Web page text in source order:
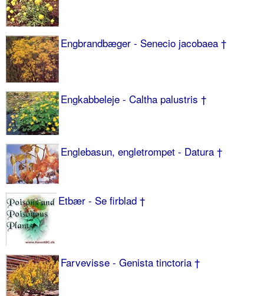
Engbrandbæger - Senecio jacobaea †
Engkabbeleje - Caltha palustris †
Englebasun, engletrompet - Datura †
Etbær - Se firblad †
Farvevisse - Genista tinctoria †